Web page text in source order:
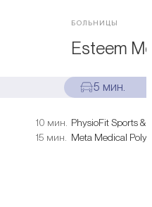
10 мин.
15 мин.
БОЛЬНИЦЫ
Esteem
5 мин.
PhysioFit Sports &
Meta Medical